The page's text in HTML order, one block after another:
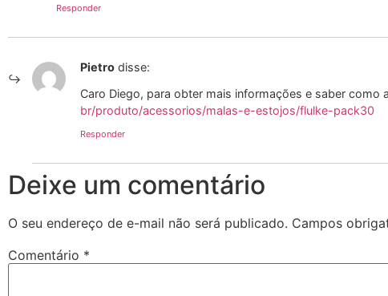
Responder
Pietro disse:
Caro Diego, para obter mais informações e saber como
br/produto/acessorios/malas-e-estojos/flulke-pack30
Responder
Deixe um comentário
O seu endereço de e-mail não será publicado. Campos
Comentário *